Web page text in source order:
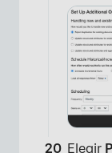
Elegir